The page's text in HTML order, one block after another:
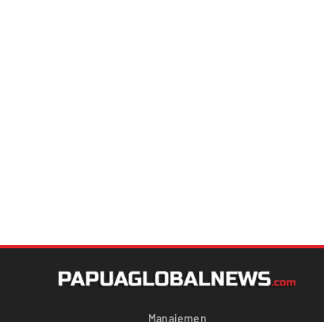
Manajemen